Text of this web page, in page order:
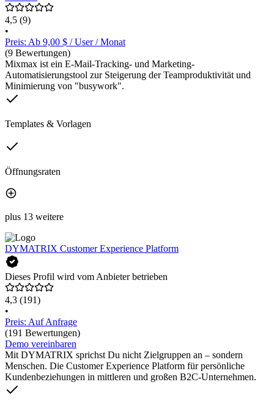
4,5 (9)
•
Preis: Ab 9,00 $ / User / Monat
(9 Bewertungen)
Mixmax ist ein E-Mail-Tracking- und Marketing-
Automatisierungstool zur Steigerung der Teamproduktivität und
Minimierung von "busywork".
Templates & Vorlagen
Öffnungsraten
plus 13 weitere
DYMATRIX Customer Experience Platform
Dieses Profil wird vom Anbieter betrieben
4,3 (191)
•
Preis: Auf Anfrage
(191 Bewertungen)
Demo vereinbaren
Mit DYMATRIX sprichst Du nicht Zielgruppen an – sondern
Menschen. Die Customer Experience Platform für persönliche
Kundenbeziehungen in mittleren und großen B2C-Unternehmen.